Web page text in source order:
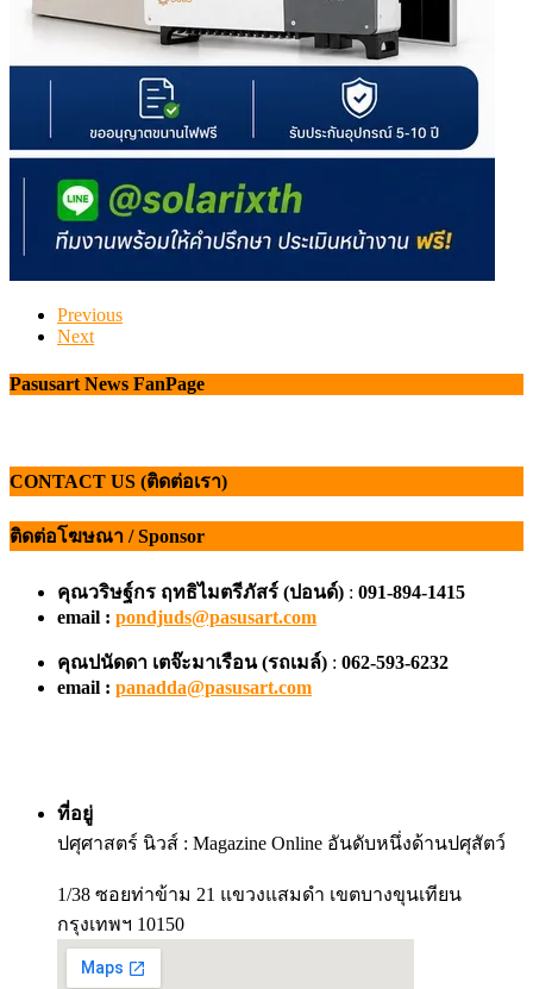
Previous
Next
Pasusart News FanPage
CONTACT US (ติดต่อเรา)
ติดต่อโฆษณา / Sponsor
คุณวริษฐ์กร ฤทธิไมตรีภัสร์ (ปอนด์) : 091-894-1415
email : pondjuds@pasusart.com
คุณปนัดดา เตจ๊ะมาเรือน (รถเมล์) : 062-593-6232
email : panadda@pasusart.com
ที่อยู่
ปศุศาสตร์ นิวส์ : Magazine Online อันดับหนึ่งด้านปศุสัตว์
1/38 ซอยท่าข้าม 21 แขวงแสมดำ เขตบางขุนเทียน
กรุงเทพฯ 10150